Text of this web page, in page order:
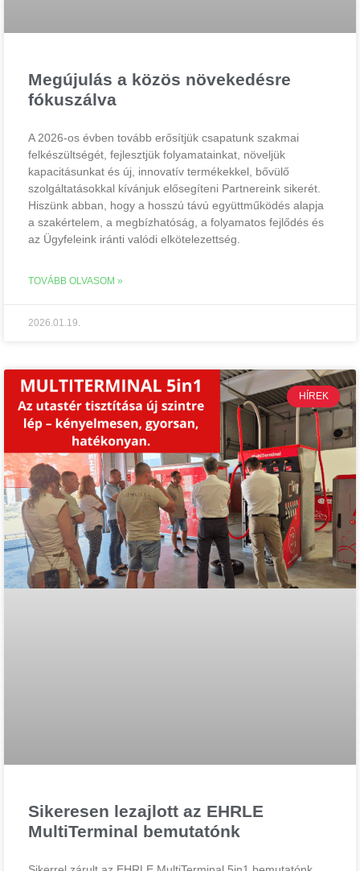
Megújulás a közös növekedésre
fókuszálva
A 2026-os évben tovább erősítjük csapatunk szakmai
felkészültségét, fejlesztjük folyamatainkat, növeljük
kapacitásunkat és új, innovatív termékekkel, bővülő
szolgáltatásokkal kívánjuk elősegíteni Partnereink sikerét.
Hiszünk abban, hogy a hosszú távú együttműködés alapja
a szakértelem, a megbízhatóság, a folyamatos fejlődés és
az Ügyfeleink iránti valódi elkötelezettség.
TOVÁBB OLVASOM »
2026.01.19.
HÍREK
Sikeresen lezajlott az EHRLE
MultiTerminal bemutatónk